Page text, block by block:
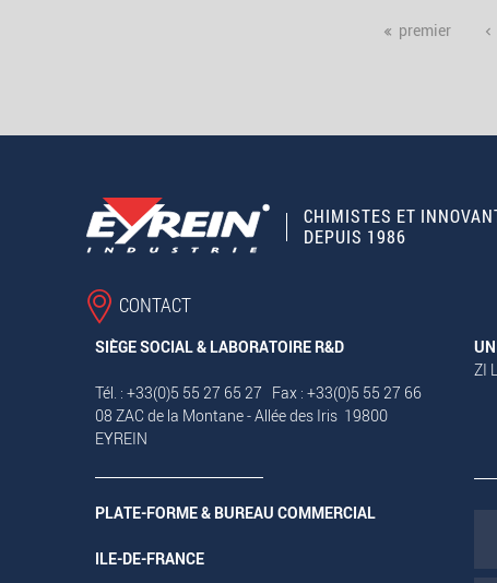
premier
CHIMISTES ET
DEPUIS 1986
CONTACT
SIÈGE SOCIAL & LABORATOIRE R&D
Tél. : +33(0)5 55 27 65 27 Fax : +33(0)5 55 27 66
08 ZAC de la Montane - Allée des Iris 19800
EYREIN
ZI
PLATE-FORME & BUREAU COMMERCIAL
ILE-DE-FRANCE